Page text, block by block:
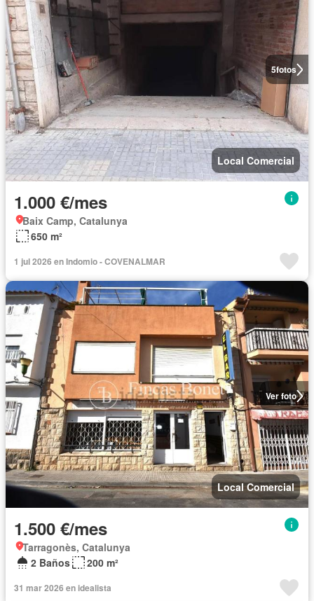
5fotos
Local Comercial
1.000 €/mes
Baix Camp, Catalunya
650 m²
1 jul 2026 en Indomio - COVENALMAR
Ver foto
Local Comercial
1.500 €/mes
Tarragonès, Catalunya
2 Baños
200 m²
31 mar 2026 en idealista